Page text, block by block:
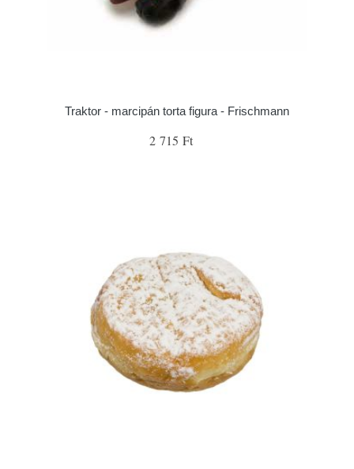
Traktor - marcipán torta figura - Frischmann
2 715 Ft